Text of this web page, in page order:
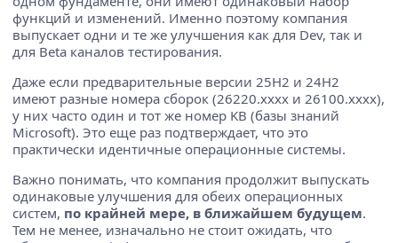
функций и изменений. Именно поэтому компания
выпускает одни и те же улучшения как для Dev, так и
для Beta каналов тестирования.
Даже если предварительные версии 25H2 и 24H2
имеют разные номера сборок (26220.xxxx и 26100.xxxx),
у них часто один и тот же номер KB (базы знаний
Microsoft). Это еще раз подтверждает, что это
практически идентичные операционные системы.
Важно понимать, что компания продолжит выпускать
одинаковые улучшения для обеих операционных
систем, по крайней мере, в ближайшем будущем.
Тем не менее, изначально не стоит ожидать, что